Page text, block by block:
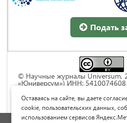
Подать
© Научные журналы
«Юниверсум») ИНН:
Commons « Attribution»
Непортированная
Оставаясь на сайте, вы даете
cookie, пользовательских данных,
использованием сервисов